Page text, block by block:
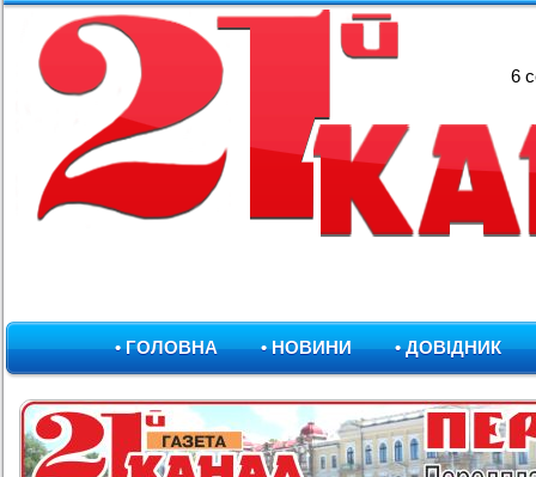
6
• ГОЛОВНА • НОВИНИ • ДОВІДНИК